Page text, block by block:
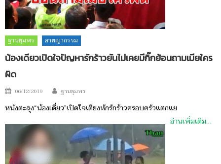
ฐานชุมพร อาชญากรรม
น้องเดียวเปิดใจปัญหารักร้าวยันไม่เคยมีกิ๊กย้อนถามเมียใคร
ผิด
Posted
06/12/2019 Author
ฐานชุมพร
หนังตะลุง“น้องเดี่ยว”เปิดใจเตียงหักรักร้าวครอบครัวแตกแย
อ่านเพิ่มเติม…